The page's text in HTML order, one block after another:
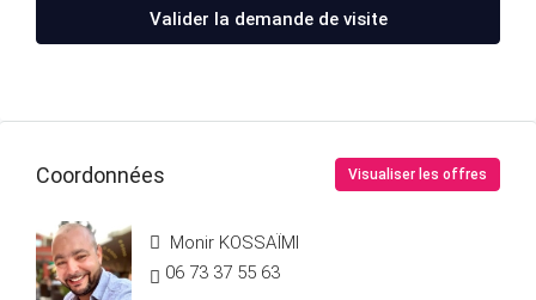
Valider la demande de visite
Coordonnées Visualiser les offres
Monir KOSSAÏMI
06 73 37 55 63